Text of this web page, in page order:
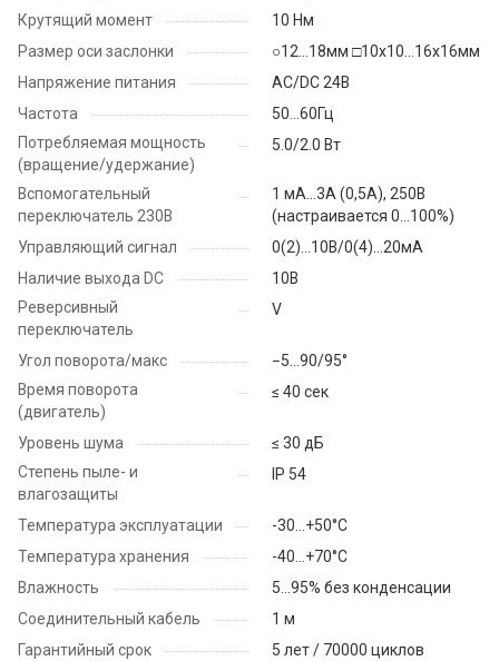
Крутящий момент
10 Нм
Размер оси заслонки
○12...18мм □10х10...16х16мм
Напряжение питания
AC/DC 24B
Частота
50...60Гц
Потребляемая мощность
(вращение/удержание)
5.0/2.0 Вт
Вспомогательный
переключатель 230B
1 мА...3A (0,5А), 250В
(настраивается 0...100%)
Управляющий сигнал
0(2)…10В/0(4)…20мА
Наличие выхода DC
10В
Реверсивный
переключатель
V
Угол поворота/макс
−5...90/95°
Время поворота
(двигатель)
≤ 40 сек
Уровень шума
≤ 30 дБ
Степень пыле- и
влагозащиты
IP 54
Температура эксплуатации
-30...+50°С
Температура хранения
-40...+70°С
Влажность
5...95% без конденсации
Соединительный кабель
1 м
Гарантийный срок
5 лет / 70000 циклов